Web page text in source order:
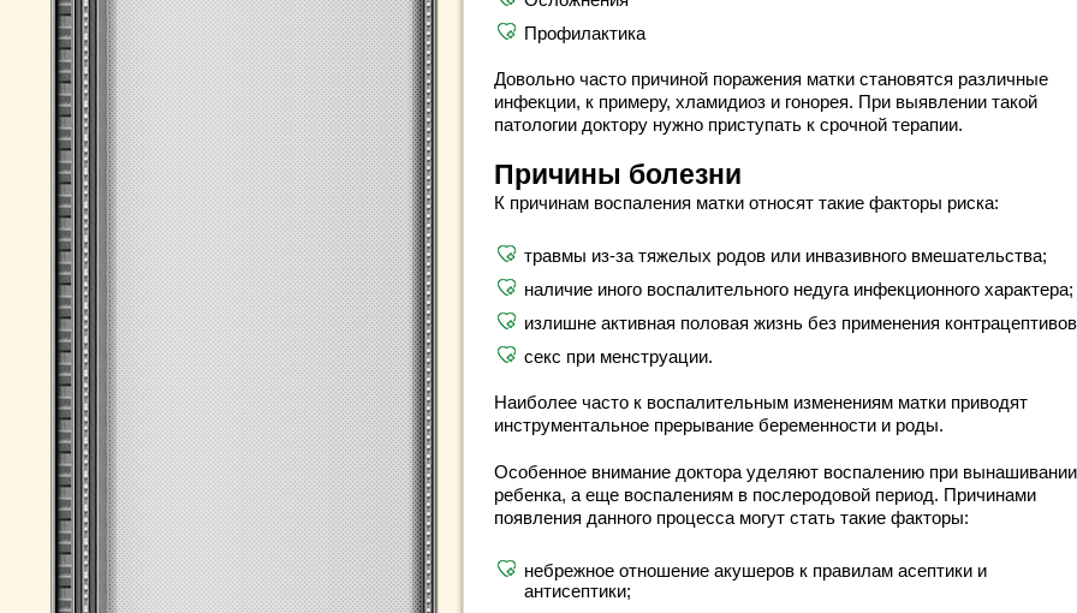
Профилактика
Довольно часто причиной поражения матки становятся различные
инфекции, к примеру, хламидиоз и гонорея. При выявлении такой
патологии доктору нужно приступать к срочной терапии.
Причины болезни
К причинам воспаления матки относят такие факторы риска:
травмы из-за тяжелых родов или инвазивного вмешательства;
наличие иного воспалительного недуга инфекционного характера;
излишне активная половая жизнь без применения
секс при менструации.
Наиболее часто к воспалительным изменениям матки приводят
инструментальное прерывание беременности и роды.
Особенное внимание доктора уделяют воспалению при вынашивании
ребенка, а еще воспалениям в послеродовой период. Причинами
появления данного процесса могут стать такие факторы:
небрежное отношение акушеров к правилам асептики и
антисептики;